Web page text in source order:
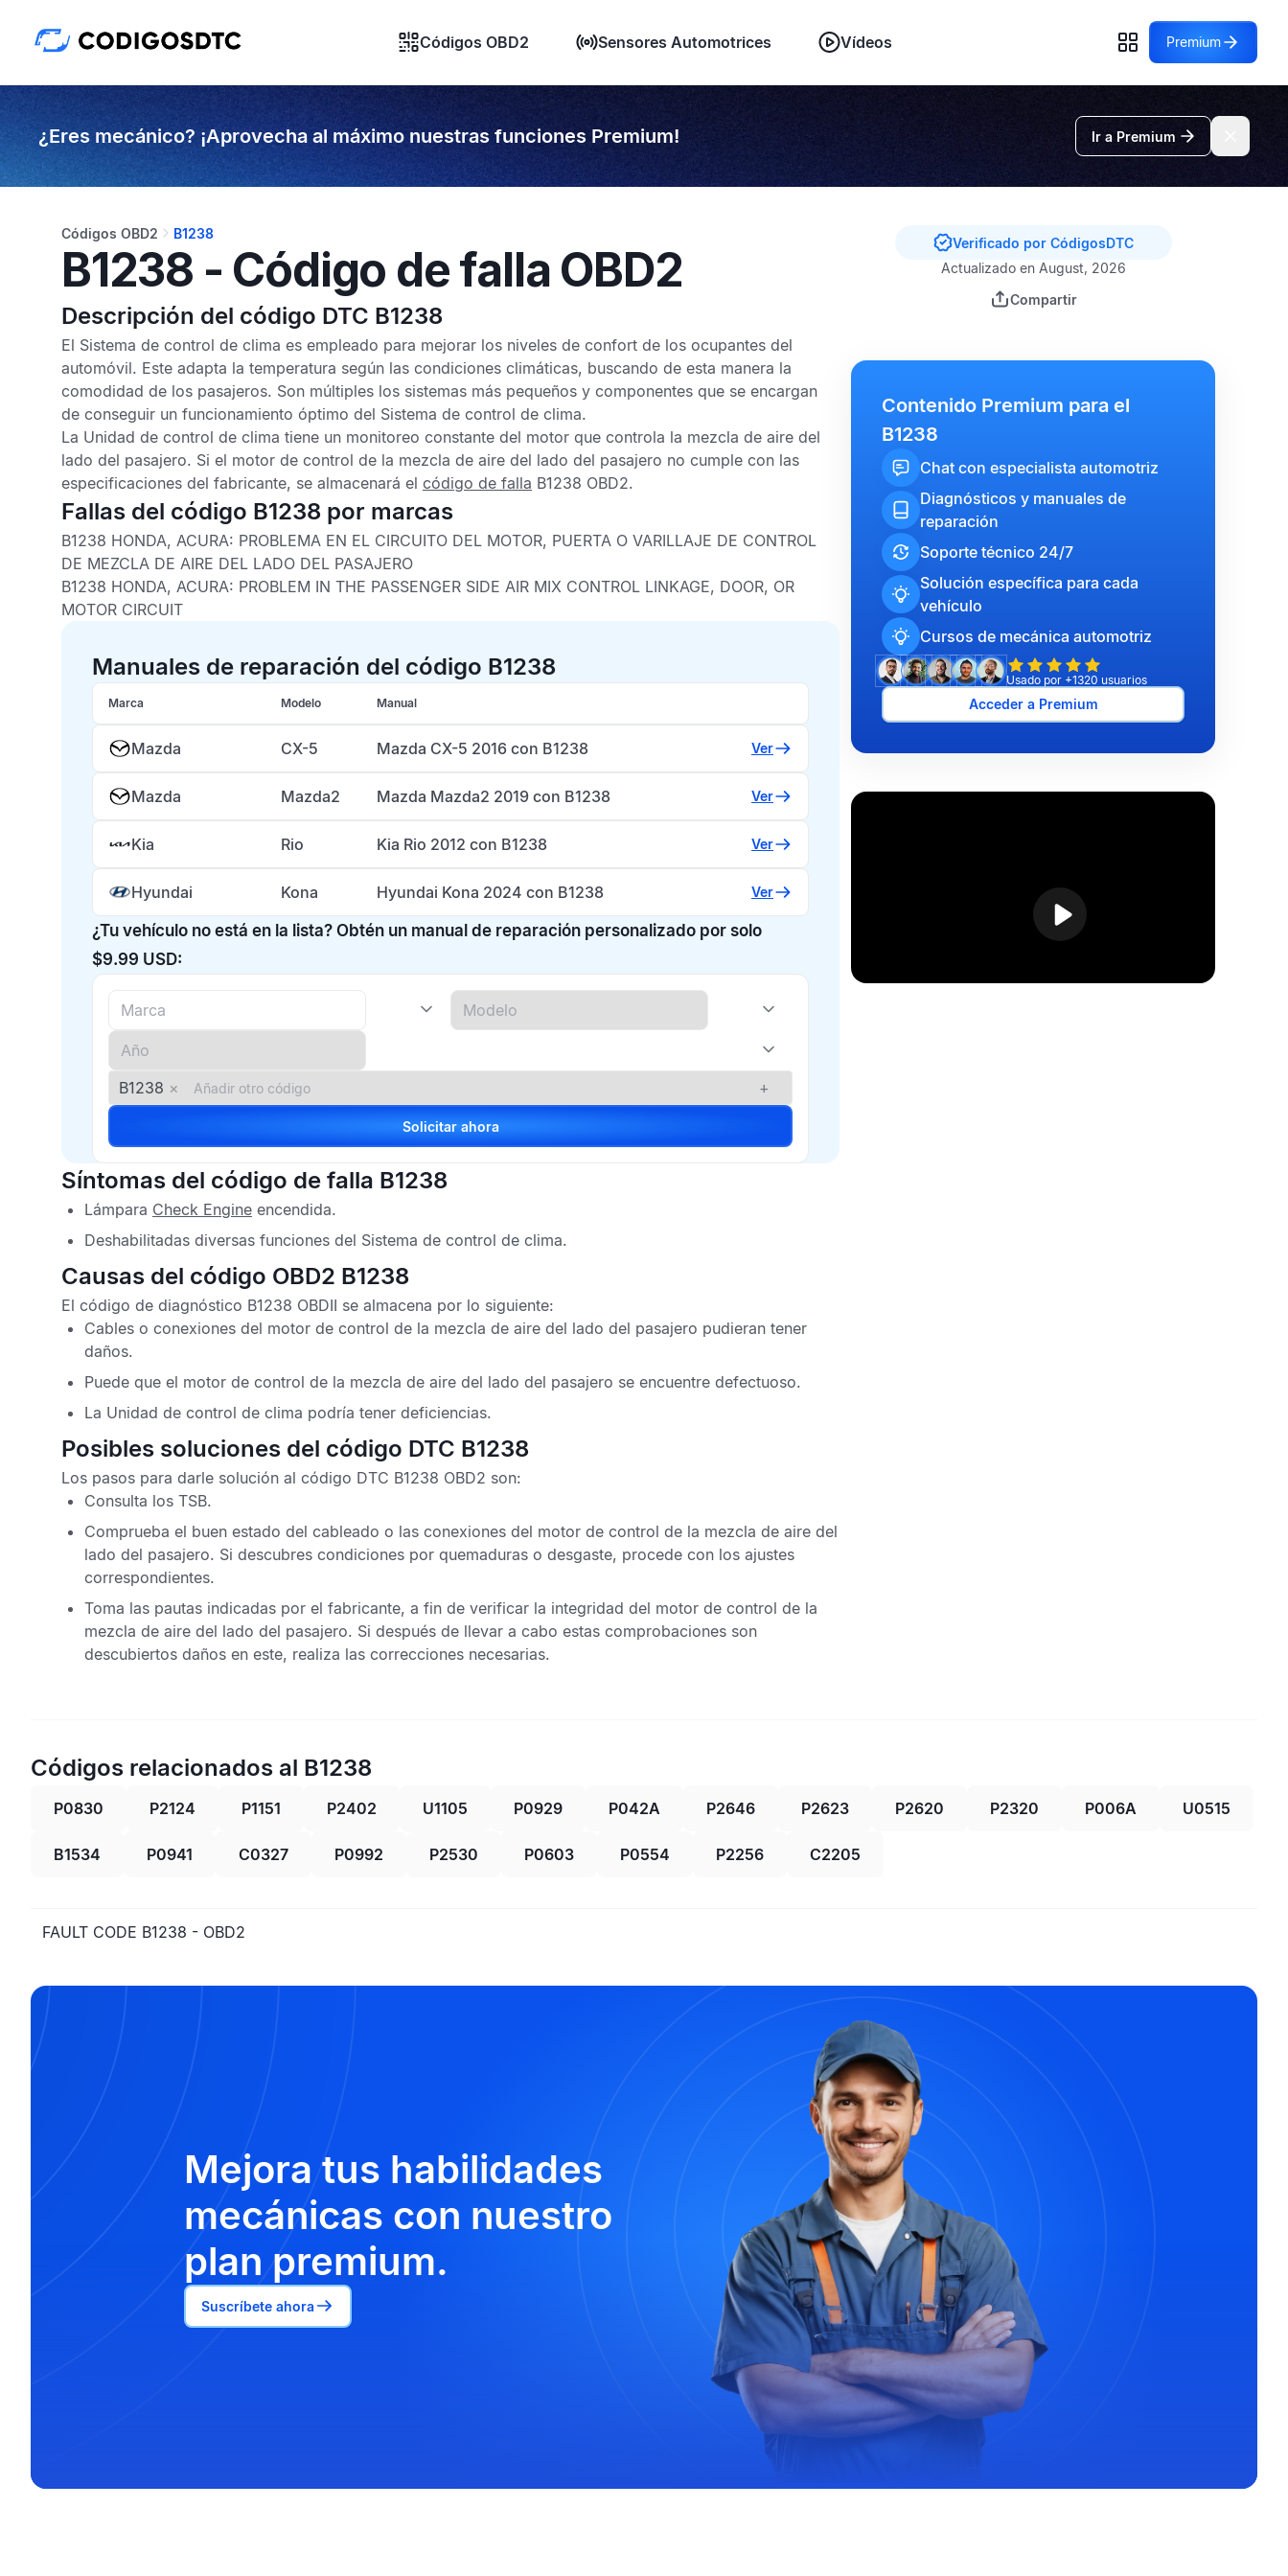
Códigos OBD2 Sensores Automotrices Vídeos Premium
¿Eres mecánico? ¡Aprovecha al máximo nuestras funciones Premium! Ir a Premium
Códigos OBD2 B1238
B1238 - Código de falla OBD2
Descripción del código DTC B1238
El Sistema de control de clima es empleado para mejorar los niveles de confort de los ocupantes del
automóvil. Este adapta la temperatura según las condiciones climáticas, buscando de esta manera la
comodidad de los pasajeros. Son múltiples los sistemas más pequeños y componentes que se encargan
de conseguir un funcionamiento óptimo del Sistema de control de clima.
La Unidad de control de clima tiene un monitoreo constante del motor que controla la mezcla de aire del
lado del pasajero. Si el motor de control de la mezcla de aire del lado del pasajero no cumple con las
especificaciones del fabricante, se almacenará el código de falla B1238 OBD2.
Fallas del código B1238 por marcas
B1238 HONDA, ACURA: PROBLEMA EN EL CIRCUITO DEL MOTOR, PUERTA O VARILLAJE DE CONTROL
DE MEZCLA DE AIRE DEL LADO DEL PASAJERO
B1238 HONDA, ACURA: PROBLEM IN THE PASSENGER SIDE AIR MIX CONTROL LINKAGE, DOOR, OR
MOTOR CIRCUIT
Manuales de reparación del código B1238
Marca Modelo Manual
Mazda CX-5 Mazda CX-5 2016 con B1238 Ver
Mazda Mazda2 Mazda Mazda2 2019 con B1238 Ver
Kia Rio Kia Rio 2012 con B1238 Ver
Hyundai Kona Hyundai Kona 2024 con B1238 Ver
¿Tu vehículo no está en la lista? Obtén un manual de reparación personalizado por solo
$9.99 USD:
B1238 × +
Solicitar ahora
Síntomas del código de falla B1238
Lámpara Check Engine encendida.
Deshabilitadas diversas funciones del Sistema de control de clima.
Causas del código OBD2 B1238
El código de diagnóstico B1238 OBDII se almacena por lo siguiente:
Cables o conexiones del motor de control de la mezcla de aire del lado del pasajero pudieran tener
daños.
Puede que el motor de control de la mezcla de aire del lado del pasajero se encuentre defectuoso.
La Unidad de control de clima podría tener deficiencias.
Posibles soluciones del código DTC B1238
Los pasos para darle solución al código DTC B1238 OBD2 son:
Consulta los TSB.
Comprueba el buen estado del cableado o las conexiones del motor de control de la mezcla de aire del
lado del pasajero. Si descubres condiciones por quemaduras o desgaste, procede con los ajustes
correspondientes.
Toma las pautas indicadas por el fabricante, a fin de verificar la integridad del motor de control de la
mezcla de aire del lado del pasajero. Si después de llevar a cabo estas comprobaciones son
descubiertos daños en este, realiza las correcciones necesarias.
Verificado por CódigosDTC
Actualizado en August, 2026
Compartir
Contenido Premium para el
B1238
Chat con especialista automotriz
Diagnósticos y manuales de
reparación
Soporte técnico 24/7
Solución específica para cada
vehículo
Cursos de mecánica automotriz
Usado por +1320 usuarios
Acceder a Premium
Códigos relacionados al B1238
P0830 P2124 P1151 P2402 U1105 P0929 P042A P2646 P2623 P2620 P2320 P006A U0515
B1534 P0941 C0327 P0992 P2530 P0603 P0554 P2256 C2205
FAULT CODE B1238 - OBD2
Mejora tus habilidades
mecánicas con nuestro
plan premium.
Suscríbete ahora